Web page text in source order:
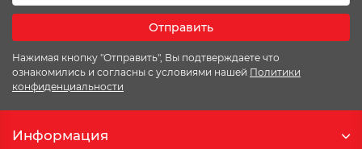
Отправить
Нажимая кнопку "Отправить", Вы подтверждаете что
ознакомились и согласны с условиями нашей Политики
конфиденциальности
Информация